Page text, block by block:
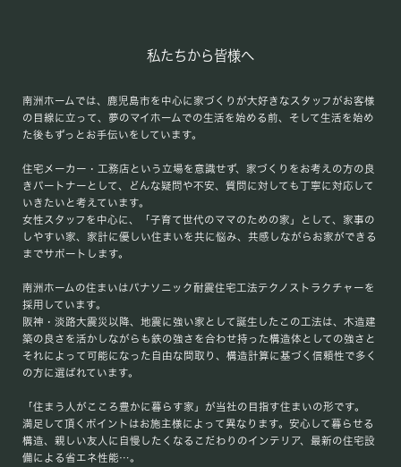
私たちから皆様へ
南洲ホームでは、鹿児島市を中心に家づくりが大好きなスタッフがお客様
の目線に立って、夢のマイホームでの生活を始める前、そして生活を始め
た後もずっとお手伝いをしています。
住宅メーカー・工務店という立場を意識せず、家づくりをお考えの方の良
きパートナーとして、どんな疑問や不安、質問に対しても丁寧に対応して
いきたいと考えています。
女性スタッフを中心に、「子育て世代のママのための家」として、家事の
しやすい家、家計に優しい住まいを共に悩み、共感しながらお家ができる
までサポートします。
南洲ホームの住まいはパナソニック耐震住宅工法テクノストラクチャーを
採用しています。
阪神・淡路大震災以降、地震に強い家として誕生したこの工法は、木造建
築の良さを活かしながらも鉄の強さを合わせ持った構造体としての強さと
それによって可能になった自由な間取り、構造計算に基づく信頼性で多く
の方に選ばれています。
「住まう人がこころ豊かに暮らす家」が当社の目指す住まいの形です。
満足して頂くポイントはお施主様によって異なります。安心して暮らせる
構造、親しい友人に自慢したくなるこだわりのインテリア、最新の住宅設
備による省エネ性能…。